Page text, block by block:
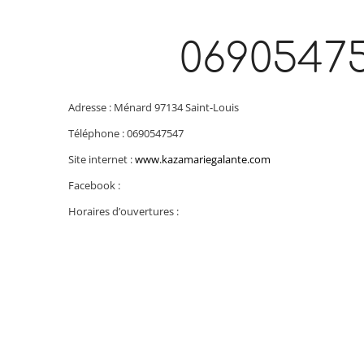
Adresse : Ménard 97134 Saint-Louis
Téléphone : 0690547547
Site internet :www.kazamariegalante.com
Facebook :
Horaires d’ouvertures :